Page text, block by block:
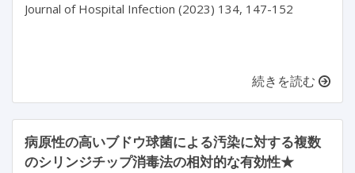
Journal of Hospital Infection (2023) 134, 147-152
続きを読む
病原性の高いブドウ球菌による汚染に対する複数
のシリンジチップ消毒法の相対的な有効性★